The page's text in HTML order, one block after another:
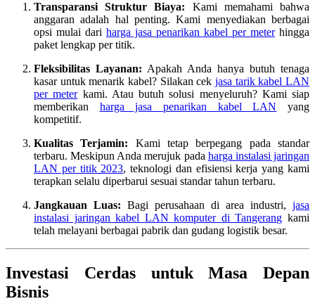
Transparansi Struktur Biaya: Kami memahami bahwa
anggaran adalah hal penting. Kami menyediakan berbagai
opsi mulai dari harga jasa penarikan kabel per meterhingga
paket lengkap per titik.
Fleksibilitas Layanan: Apakah Anda hanya butuh tenaga
kasar untuk menarik kabel? Silakan cek jasa tarik kabel LAN
per meterkami. Atau butuh solusi menyeluruh? Kami siap
memberikan harga jasa penarikan kabel LAN yang
kompetitif.
Kualitas Terjamin: Kami tetap berpegang pada standar
terbaru. Meskipun Anda merujuk pada harga instalasi jaringan
LAN per titik 2023, teknologi dan efisiensi kerja yang kami
terapkan selalu diperbarui sesuai standar tahun terbaru.
Jangkauan Luas: Bagi perusahaan di area industri, jasa
instalasi jaringan kabel LAN komputer di Tangerang kami
telah melayani berbagai pabrik dan gudang logistik besar.
Investasi Cerdas untuk Masa Depan
Bisnis